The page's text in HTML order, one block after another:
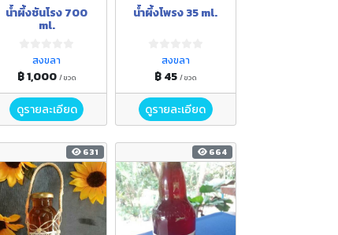
น้ำผึ้งชันโรง 700
ml.
สงขลา
฿ 1,000 / ขวด
ดูรายละเอียด
น้ำผึ้งโพรง 35 ml.
สงขลา
฿ 45 / ขวด
ดูรายละเอียด
631 664